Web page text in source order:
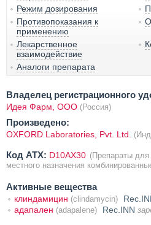
Режим дозирования
Противопоказания к
применению
Лекарственное
взаимодействие
Аналоги препарата
Владелец регистрационного
Идея Фарм, ООО (Россия)
Произведено:
OXFORD Laboratories, Pvt. Ltd.
Код ATX: D10AX30 (Препараты
местного назначения
Активные вещества
клиндамицин (clindamycin)
адапален (adapalene) Rec.INN